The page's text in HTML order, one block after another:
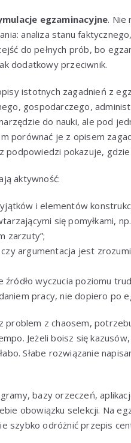
egzaminacyjne. Nie
analiza stanu
do pełnych prób, bo
dodatkowy przeciwnik.
istotnych zagadnień z
gospodarczego,
do nauki, ale pod
porównać je z opisem
podpowiedzi pokazuje,
aktywność:
i elementów
się pomyłkami,
zarzuty”;
argumentacja jest
wyczucia poziomu
pracy, nie dopiero po
problem z chaosem,
Jeżeli boisz się kazusów,
Słabe rozwiązanie
bazy orzeczeń,
obowiązku selekcji. Na
szybko odróżnić przepis